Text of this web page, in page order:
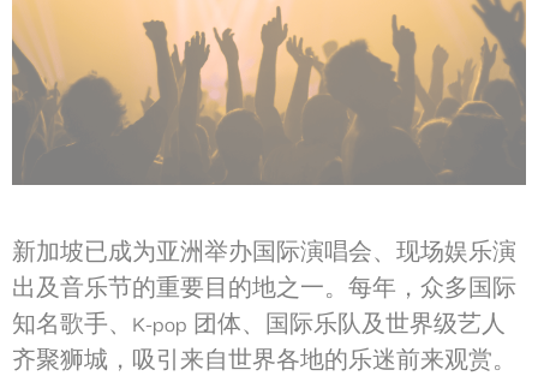
必要类
必要类cookie使网站正常运行，实现专用区域登录或网站导
航等基本功能
没有这种类型的cookie。
偏好类cookie允许保存用户的偏好用于下次访问。例如可以
名称 提供者 目的
新加坡已成为亚洲举办国际演唱会、现场娱乐演
出及音乐节的重要目的地之一。每年，众多国际
知名歌手、K-pop 团体、国际乐队及世界级艺人
齐聚狮城，吸引来自世界各地的乐迷前来观赏。